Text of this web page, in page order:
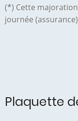
(*) Cette
journée
Plaquette